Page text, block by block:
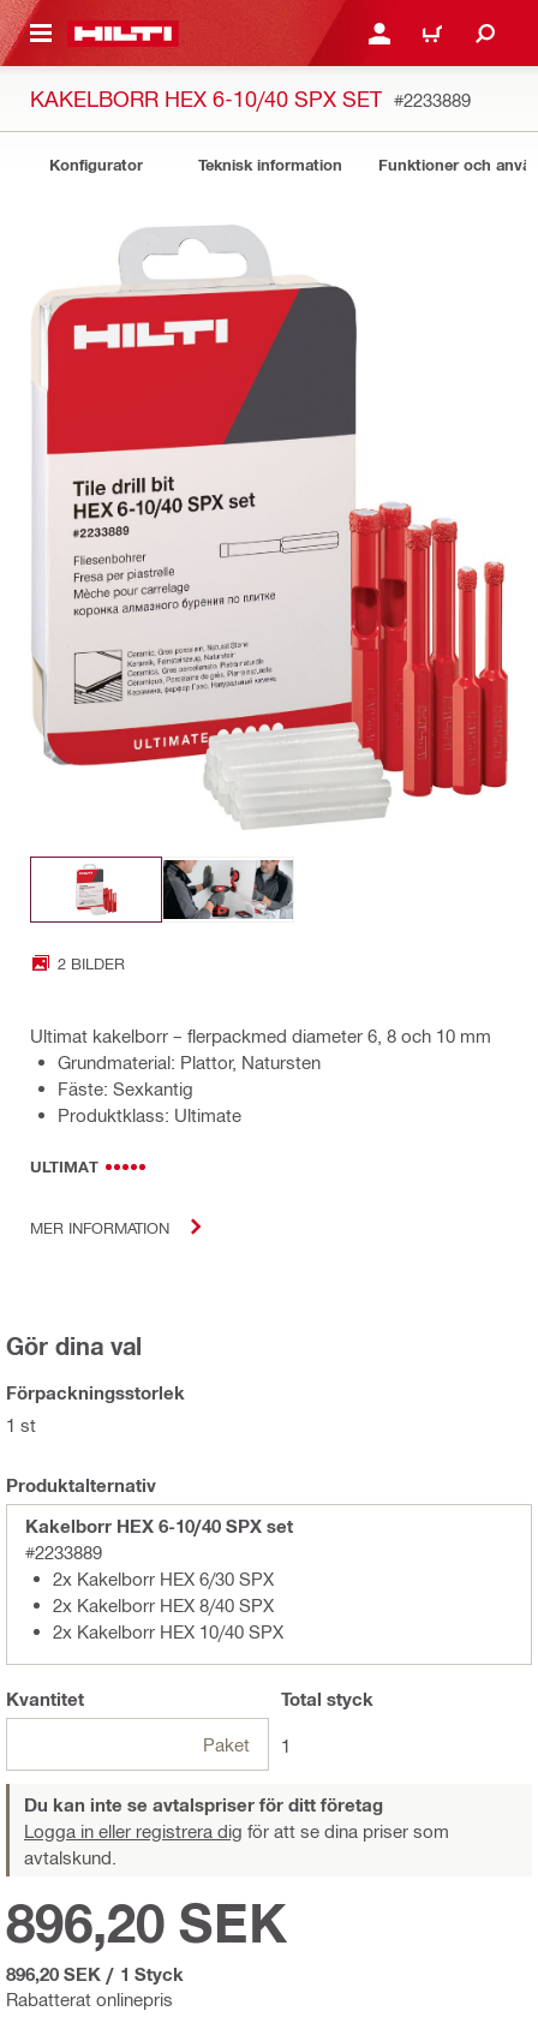
GÅ TILL HUVUDSIDAN LOGGA IN ELLER
VARUKORG
KAKELBORR HEX 6-10/40 SPX SET #2233889
Konfigurator Teknisk information Funktioner och
2 BILDER
Ultimat kakelborr – flerpackmed diameter 6, 8 och 10 mm
Grundmaterial: Plattor, Natursten
Fäste: Sexkantig
Produktklass: Ultimate
ULTIMAT
MER INFORMATION
Gör dina val
Förpackningsstorlek
1 st
Produktalternativ
Kakelborr HEX 6-10/40 SPX set
#2233889
2x Kakelborr HEX 6/30 SPX
2x Kakelborr HEX 8/40 SPX
2x Kakelborr HEX 10/40 SPX
Kvantitet
Paket
Total styck
1
Du kan inte se avtalspriser för ditt företag
Logga in eller registrera dig för att se dina priser som
avtalskund.
Rabatterat onlinepris
896,20 SEK
896,20 SEK / 1 Styck